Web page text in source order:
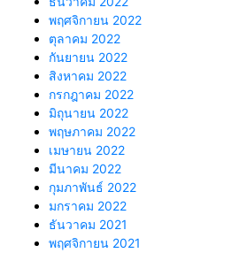
พฤศจิกายน 2022
ตุลาคม 2022
กันยายน 2022
สิงหาคม 2022
กรกฎาคม 2022
มิถุนายน 2022
พฤษภาคม 2022
เมษายน 2022
มีนาคม 2022
กุมภาพันธ์ 2022
มกราคม 2022
ธันวาคม 2021
พฤศจิกายน 2021